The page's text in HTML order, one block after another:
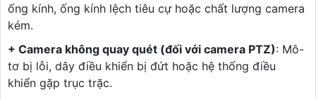
ống kính, ống kính lệch tiêu cự hoặc chất lượng camera
kém.
+ Camera không quay quét (đối với camera PTZ): Mô-
tơ bị lỗi, dây điều khiển bị đứt hoặc hệ thống điều
khiển gặp trục trặc.